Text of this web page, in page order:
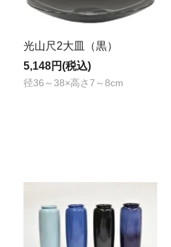
光山尺2大皿（黒）
5,148円(税込)
径36～38×高さ7～8cm